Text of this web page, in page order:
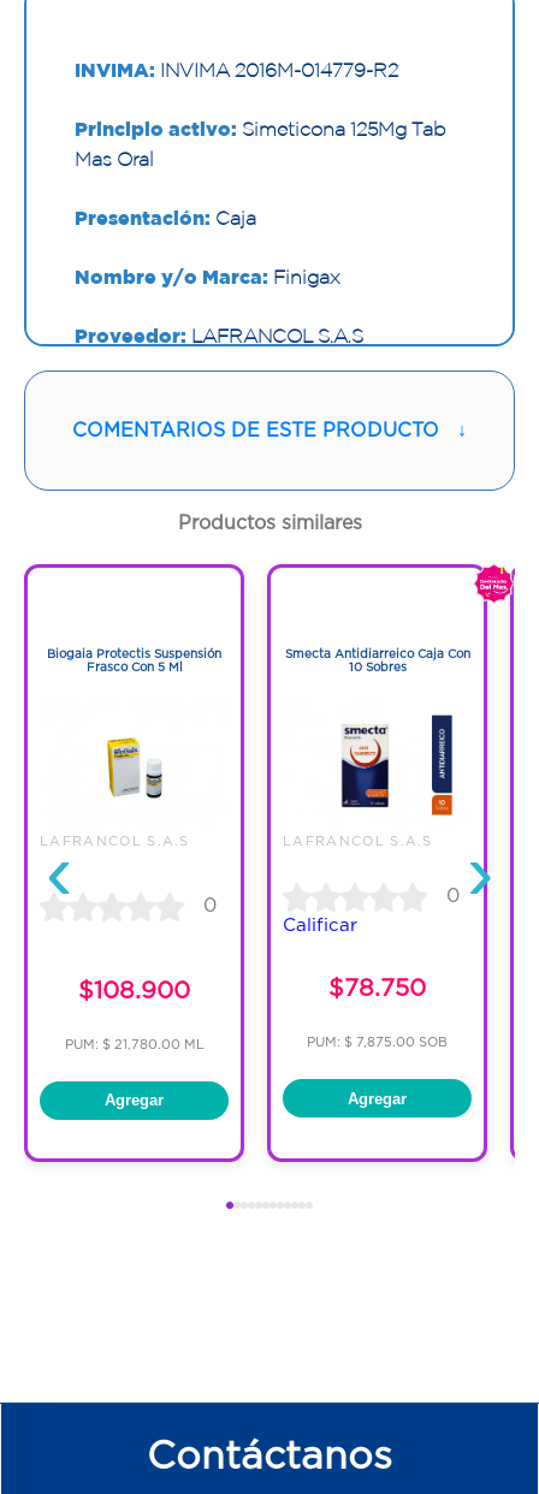
INVIMA: INVIMA 2016M-014779-R2
Principio activo: Simeticona 125Mg Tab
Mas Oral
Presentación: Caja
Nombre y/o Marca: Finigax
Proveedor: LAFRANCOL S.A.S
Contenido:1 Und
Cantidad:20 Tabletas
COMENTARIOS DE ESTE PRODUCTO ↓
Productos similares
‹
Biogaia Protectis Suspensión
Frasco Con 5 Ml
LAFRANCOL S.A.S
0
$108.900
PUM: $ 21,780.00 ML
Agregar
Smecta Antidiarreico Caja Con
10 Sobres
LAFRANCOL S.A.S
0
Calificar
$78.750
PUM: $ 7,875.00 SOB
Agregar
›
Contáctanos